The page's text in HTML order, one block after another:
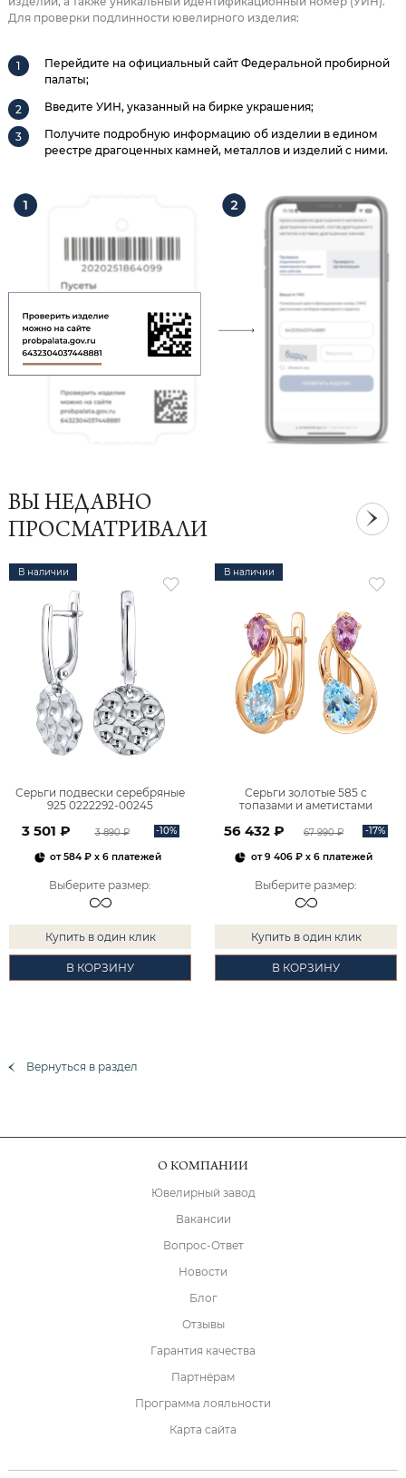
Для проверки подлинности ювелирного изделия:
Перейдите на официальный сайт Федеральной пробирной
палаты;
Введите УИН, указанный на бирке украшения;
Получите подробную информацию об изделии в едином
реестре драгоценных камней, металлов и изделий с ними.
ВЫ НЕДАВНО
ПРОСМАТРИВАЛИ
В наличии
Серьги подвески серебряные
925 0222292-00245
3 501 ₽ 3 890 ₽ -10%
от584 ₽ x 6 платежей
Выберите размер:
Купить в один клик
В КОРЗИНУ
В наличии
Серьги золотые 585 с
топазами и аметистами
56 432 ₽ 67 990 ₽ -17%
от9 406 ₽x 6 платежей
Выберите размер:
Купить в один клик
В КОРЗИНУ
Вернуться в раздел
О КОМПАНИИ
Ювелирный завод
Вакансии
Вопрос-Ответ
Новости
Блог
Отзывы
Гарантия качества
Партнёрам
Программа лояльности
Карта сайта